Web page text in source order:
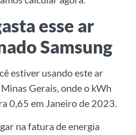
esse ar
Samsung
estiver usando este ar
Gerais, onde o kWh
0,65 em Janeiro de 2023.
na fatura de energia